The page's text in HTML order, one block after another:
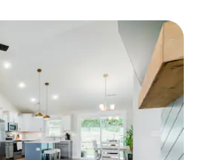
Wybór gości